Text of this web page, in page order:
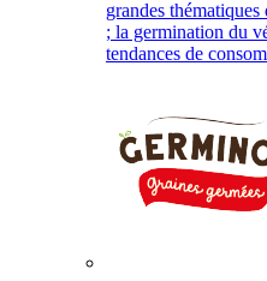
grandes
; la germination du
tendances de